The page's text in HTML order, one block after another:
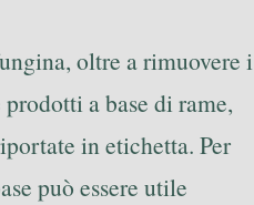
oltre a rimuovere i
a base di rame,
in etichetta. Per
può essere utile